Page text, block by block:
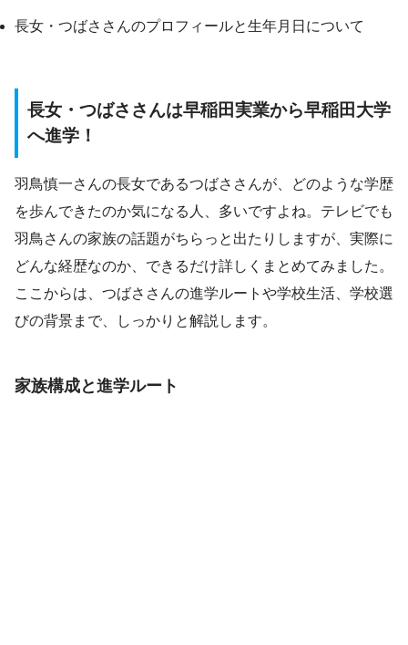
長女・つばささんのプロフィールと生年月日について
長女・つばささんは早稲田実業から早稲田大学
へ進学！
羽鳥慎一さんの長女であるつばささんが、どのような学歴
を歩んできたのか気になる人、多いですよね。テレビでも
羽鳥さんの家族の話題がちらっと出たりしますが、実際に
どんな経歴なのか、できるだけ詳しくまとめてみました。
ここからは、つばささんの進学ルートや学校生活、学校選
びの背景まで、しっかりと解説します。
家族構成と進学ルート